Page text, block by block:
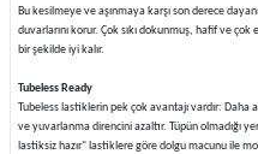
Bu kesilmeye ve aşınmaya karşı son derece
duvarlarını korur. Çok sıkı dokunmuş, hafif ve
bir şekilde iyi kalır.
Tubeless Ready
Tubeless lastiklerin pek çok avantajı vardır: Daha
ve yuvarlanma direncini azaltır. Tüpün olmadığı
lastiksiz hazır" lastiklere göre dolgu macunu ile